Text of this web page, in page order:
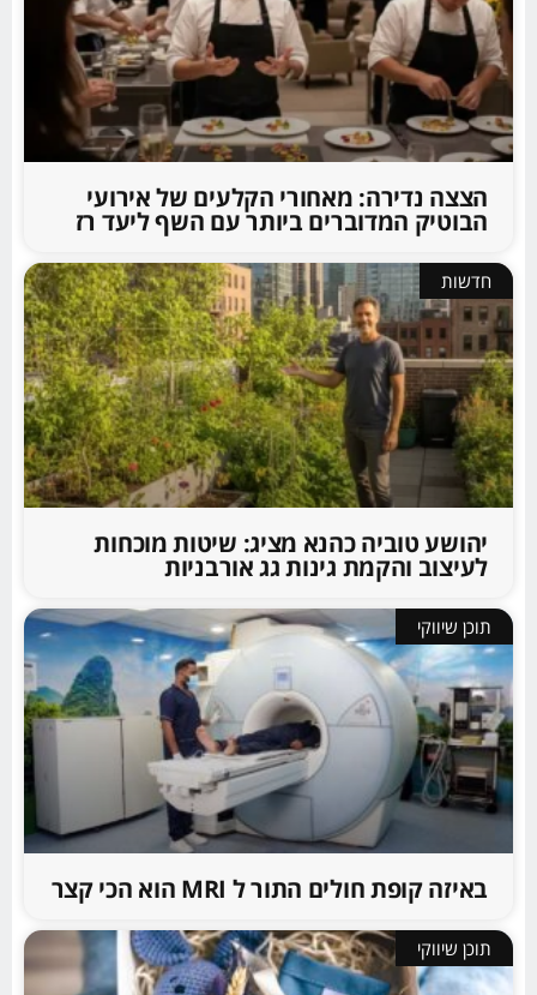
הצצה נדירה: מאחורי הקלעים של אירועי
הבוטיק המדוברים ביותר עם השף ליעד רז
חדשות
יהושע טוביה כהנא מציג: שיטות מוכחות
לעיצוב והקמת גינות גג אורבניות
תוכן שיווקי
באיזה קופת חולים התור ל MRI הוא הכי קצר
תוכן שיווקי